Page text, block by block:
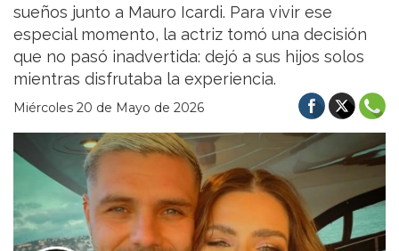
sueños junto a Mauro Icardi. Para vivir ese
especial momento, la actriz tomó una decisión
que no pasó inadvertida: dejó a sus hijos solos
mientras disfrutaba la experiencia.
Miércoles 20 de Mayo de 2026